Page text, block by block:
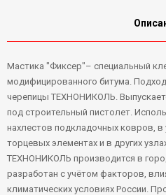
Мастика "Фиксер"– специальный
модифицированного битума.
черепицы ТЕХНОНИКОЛЬ.
под строительный пистолет.
нахлестов подкладочных ковров,
торцевых элементах и в других
ТЕХНОНИКОЛЬ производится в
разработан с учётом факторов,
климатических условиях России.